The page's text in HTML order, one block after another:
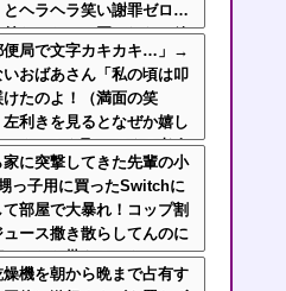
とヘラヘラ笑い謝罪ゼロ…
前だったのに悪びれない放
んなの？
便局で文字カキカキ…」→
いおばあさん「私の頃は叩
けたのよ！（満面の笑
利きを見るとなぜか嬉し
マウントを取ってくる老人
ん？
家に突撃してきた先輩の小
っ子用に買ったSwitchに
部屋で大暴れ！コップ割
ュース撒き散らしてんのに
いしたら貰えるかもｗ」と
ラ笑って片付けもしない…
燥機を朝から晩まで占有す